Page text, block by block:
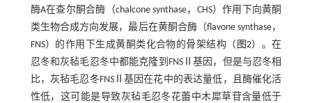
酶A在查尔酮合酶（chalcone synthase，CHS）作用下向黄酮
类生物合成方向发展，最后在黄酮合酶（flavone synthase，
FNS）的作用下生成黄酮类化合物的骨架结构（ 图2）。在
忍冬和灰毡毛忍冬中都能克隆到FNSⅡ基因，但是与忍冬相
比，灰毡毛忍冬FNSⅡ基因在花中的表达量低，且酶催化活
性低，这可能是导致灰毡毛忍冬花蕾中木犀草苷含量低于